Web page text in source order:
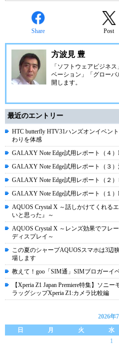
Share Post
方波見 豊
「ソフトウェアビジネ
ベーション」「グロー
開します。
最近のエントリー
HTC butterfly HTV31ハンズオンイベン
わりを体感
GALAXY Note Edge試用レポート（４）
GALAXY Note Edge試用レポート（３
GALAXY Note Edge試用レポート（２
GALAXY Note Edge試用レポート（１）
AQUOS Crystal X ～話しかけてくれる
いと思った』～
AQUOS Crystal X ～レンズ効果でフレ
ディスプレイ～
この夏のシャープAQUOSスマホは3辺
場します
教えて！goo「SIM通」SIMブロガーイ
【Xperia Z1 Japan Premiere特集】ソニ
ラッグシップXperia Z1:カメラ比較編
2026年
日
月 火 水
1